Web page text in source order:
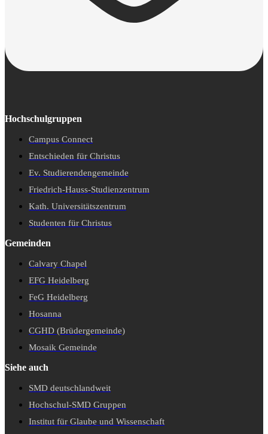
Hochschulgruppen
Campus Connect
Entschieden für Christus
Ev. Studierendengemeinde
Friedrich-Hauss-Studienzentrum
Kath. Universitätszentrum
Studenten für Christus
Gemeinden
Calvary Chapel
EFG Heidelberg
FeG Heidelberg
Hosanna
CGHD (Brüdergemeinde)
Mosaik Gemeinde
Siehe auch
SMD deutschlandweit
Hochschul-SMD Gruppen
Institut für Glaube und Wissenschaft